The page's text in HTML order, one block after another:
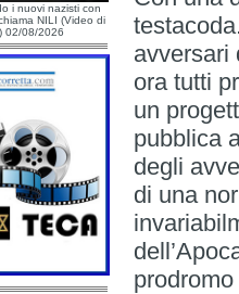
i nuovi nazisti con
NILI (Video di
02/08/2026
avversari
ora tutti
un
pubblica
degli
di una